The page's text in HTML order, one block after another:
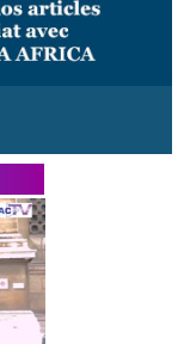
Assiana